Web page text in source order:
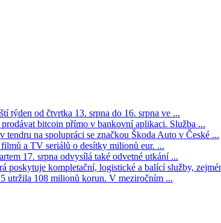
týden od čtvrtka 13. srpna do 16. srpna ve ...
bitcoin přímo v bankovní aplikaci. Služba ...
na spolupráci se značkou Škoda Auto v České ...
a TV seriálů o desítky milionů eur. ...
17. srpna odvysílá také odvetné utkání ...
poskytuje kompletační, logistické a balící služby,
utržila 108 milionů korun. V meziročním ...